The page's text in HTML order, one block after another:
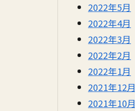
2022年5月
2022年4月
2022年3月
2022年2月
2022年1月
2021年12月
2021年10月